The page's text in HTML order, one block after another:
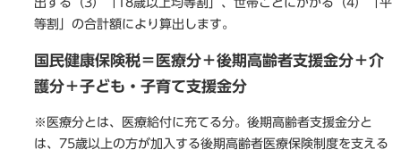
出する（3）「18歳以上均等割」、世帯ごとにかかる（4）「平
等割」の合計額により算出します。
国民健康保険税＝医療分＋後期高齢者支援金分＋介
護分＋子ども・子育て支援金分
※医療分とは、医療給付に充てる分。 後期高齢者支援金分と
は、75歳以上の方が加入する後期高齢者医療保険制度を支える